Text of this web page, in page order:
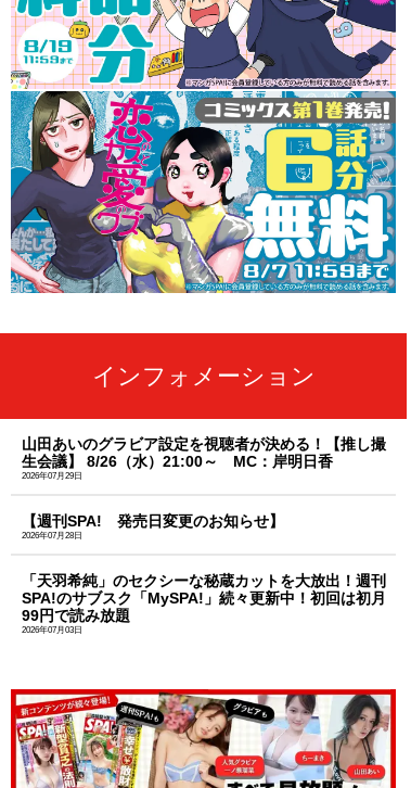
インフォメーション
山田あいのグラビア設定を視聴者が決める！【推し撮
生会議】 8/26（水）21:00～ MC：岸明日香
2026年07月29日
【週刊SPA! 発売日変更のお知らせ】
2026年07月28日
「天羽希純」のセクシーな秘蔵カットを大放出！週刊
SPA!のサブスク「MySPA!」続々更新中！初回は初月
99円で読み放題
2026年07月03日